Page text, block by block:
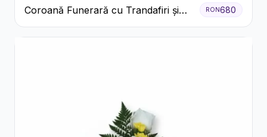
Coroană Funerară cu Trandafiri și
Crini
RON680